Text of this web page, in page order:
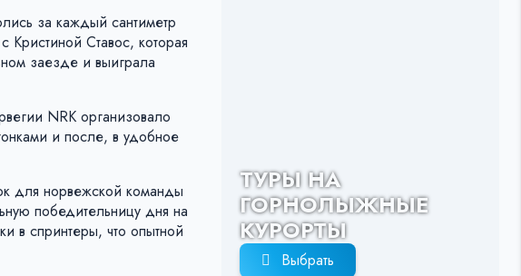
за каждый сантиметр
Ставос, которая
заезде и выиграла
NRK организовало
и после, в удобное
для норвежской команды
победительницу дня на
в спринтеры, что опытной
ТУРЫ НА
ГОРНОЛЫЖНЫЕ
КУРОРТЫ
Выбрать